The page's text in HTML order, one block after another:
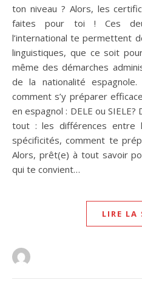
ton niveau ? Alors, les
faites pour toi ! Ces
l’international te permettent
linguistiques, que ce soit
même des démarches
de la nationalité
comment s’y préparer
en espagnol : DELE ou
tout : les différences entre
spécificités, comment te
Alors, prêt(e) à tout savoir
qui te convient…
LIRE LA